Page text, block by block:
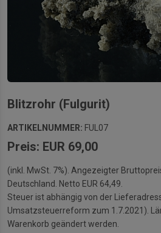
Blitzrohr (Fulgurit)
ARTIKELNUMMER: FUL07
Preis: EUR 69,00
(inkl. MwSt. 7%). Angezeigter
Deutschland. Netto EUR 64,49.
Steuer ist abhängig von der
Umsatzsteuerreform zum 1.7.2021).
Warenkorb geändert werden.